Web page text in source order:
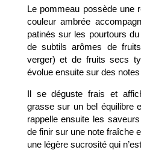
Le pommeau possède une
couleur ambrée
patinés sur les pourtours
de subtils arômes de
verger) et de fruits secs
évolue ensuite sur des
Il se déguste frais et
grasse sur un bel équilibre
rappelle ensuite les
de finir sur une note fraîche
une légère sucrosité qui